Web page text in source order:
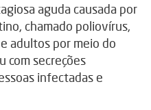
aguda causada por
chamado poliovírus,
adultos por meio do
com secreções
infectadas e